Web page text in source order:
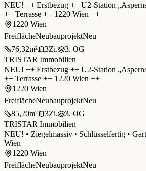
NEU! ++ Erstbezug ++ U2-Station
++ Terrasse ++ 1220 Wien ++
1220 Wien
FreiflächeNeubauprojektNeu
76,32m² 3Zi. 3. OG
TRISTAR Immobilien
NEU! ++ Erstbezug ++ U2-Station
++ Terrasse ++ 1220 Wien ++
1220 Wien
FreiflächeNeubauprojektNeu
85,20m² 3Zi. 3. OG
TRISTAR Immobilien
NEU! • Ziegelmassiv • Schlüsselfertig •
Wien
1220 Wien
FreiflächeNeubauprojektNeu